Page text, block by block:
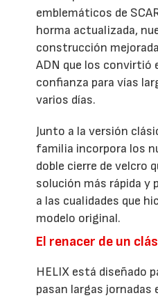
emblemáticos de
horma actualizada,
construcción
ADN que los convirtió
confianza para vías
varios días.
Junto a la versión
familia incorpora los
doble cierre de velcro
solución más rápida y
a las cualidades que
modelo original.
El renacer de un
HELIX está diseñado
pasan largas jornadas